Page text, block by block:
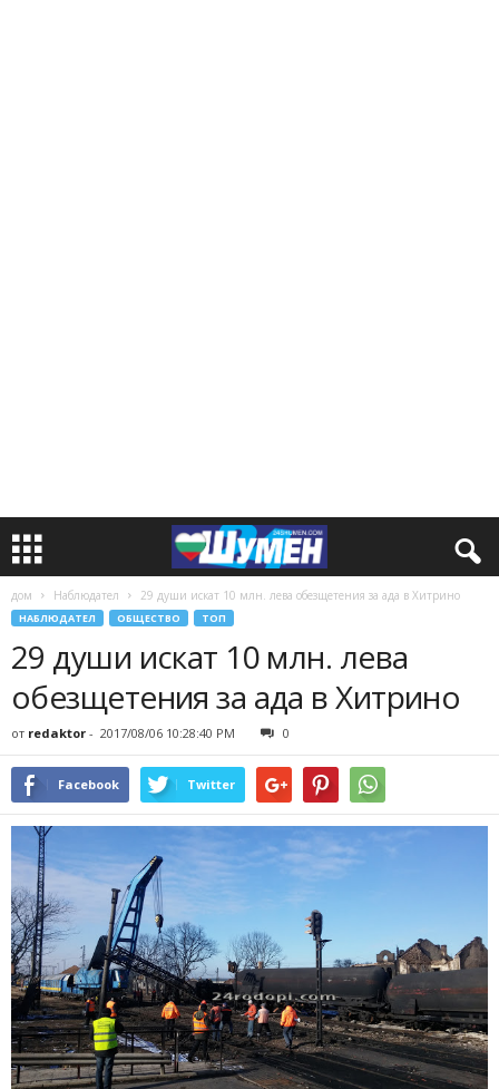
дом Наблюдател 29 души искат 10 млн. лева обезщетения за ада в Хитрино
НАБЛЮДАТЕЛ ОБЩЕСТВО ТОП
29 души искат 10 млн. лева
обезщетения за ада в Хитрино
от redaktor - 2017/08/06 10:28:40 PM 0
Facebook Twitter